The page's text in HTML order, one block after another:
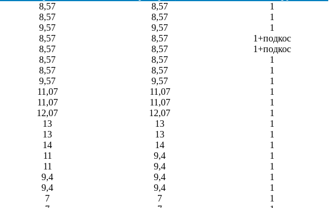
8,57 8,57
1
8,57 8,57
1
9,57 9,57
1
8,57 8,57
1+подкос
8,57 8,57
1+подкос
8,57 8,57
1
8,57 8,57
1
9,57 9,57
1
11,07 11,07
1
11,07 11,07
1
12,07 12,07
1
13 13
1
13 13
1
14 14
1
11 9,4
1
11 9,4
1
9,4 9,4
1
9,4 9,4
1
7 7
1